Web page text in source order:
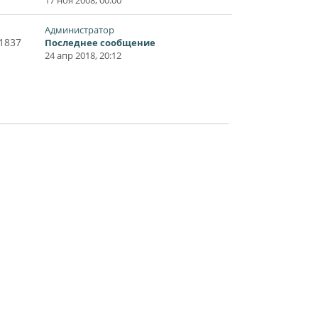
Администратор
Последнее сообщение
24 апр 2018, 20:12